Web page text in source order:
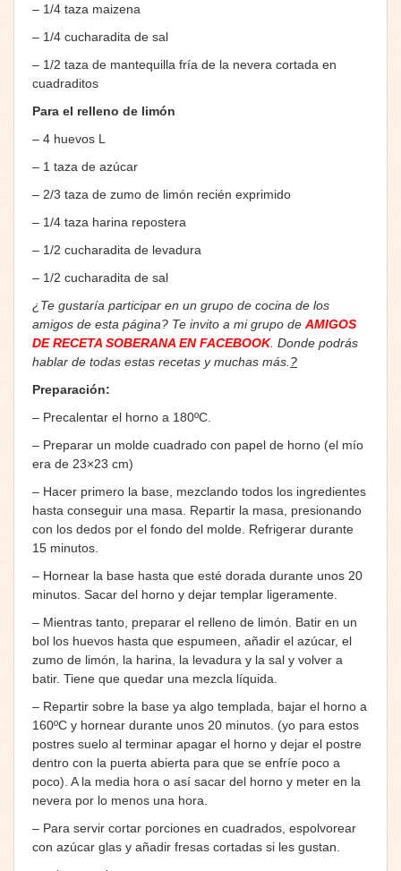
– 1/4 taza maizena
– 1/4 cucharadita de sal
– 1/2 taza de mantequilla fría de la nevera cortada en
cuadraditos
Para el relleno de limón
– 4 huevos L
– 1 taza de azúcar
– 2/3 taza de zumo de limón recién exprimido
– 1/4 taza harina repostera
– 1/2 cucharadita de levadura
– 1/2 cucharadita de sal
¿Te gustaría participar en un grupo de cocina de los
amigos de esta página? Te invito a mi grupo de AMIGOS
DE RECETA SOBERANA EN FACEBOOK. Donde podrás
hablar de todas estas recetas y muchas más. ?
Preparación:
– Precalentar el horno a 180ºC.
– Preparar un molde cuadrado con papel de horno (el mío
era de 23×23 cm)
– Hacer primero la base, mezclando todos los ingredientes
hasta conseguir una masa. Repartir la masa, presionando
con los dedos por el fondo del molde. Refrigerar durante
15 minutos.
– Hornear la base hasta que esté dorada durante unos 20
minutos. Sacar del horno y dejar templar ligeramente.
– Mientras tanto, preparar el relleno de limón. Batir en un
bol los huevos hasta que espumeen, añadir el azúcar, el
zumo de limón, la harina, la levadura y la sal y volver a
batir. Tiene que quedar una mezcla líquida.
– Repartir sobre la base ya algo templada, bajar el horno a
160ºC y hornear durante unos 20 minutos. (yo para estos
postres suelo al terminar apagar el horno y dejar el postre
dentro con la puerta abierta para que se enfríe poco a
poco). A la media hora o así sacar del horno y meter en la
nevera por lo menos una hora.
– Para servir cortar porciones en cuadrados, espolvorear
con azúcar glas y añadir fresas cortadas si les gustan.